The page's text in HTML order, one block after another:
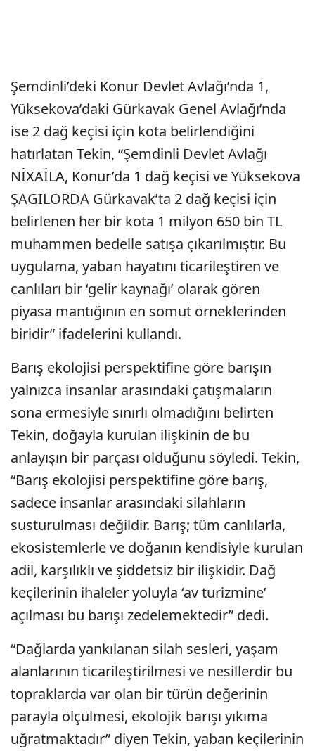
Şemdinli’deki Konur Devlet Avlağı’nda 1,
Yüksekova’daki Gürkavak Genel Avlağı’nda
ise 2 dağ keçisi için kota belirlendiğini
hatırlatan Tekin, “Şemdinli Devlet Avlağı
NİXAİLA, Konur’da 1 dağ keçisi ve Yüksekova
ŞAGILORDA Gürkavak’ta 2 dağ keçisi için
belirlenen her bir kota 1 milyon 650 bin TL
muhammen bedelle satışa çıkarılmıştır. Bu
uygulama, yaban hayatını ticarileştiren ve
canlıları bir ‘gelir kaynağı’ olarak gören
piyasa mantığının en somut örneklerinden
biridir” ifadelerini kullandı.
Barış ekolojisi perspektifine göre barışın
yalnızca insanlar arasındaki çatışmaların
sona ermesiyle sınırlı olmadığını belirten
Tekin, doğayla kurulan ilişkinin de bu
anlayışın bir parçası olduğunu söyledi. Tekin,
“Barış ekolojisi perspektifine göre barış,
sadece insanlar arasındaki silahların
susturulması değildir. Barış; tüm canlılarla,
ekosistemlerle ve doğanın kendisiyle kurulan
adil, karşılıklı ve şiddetsiz bir ilişkidir. Dağ
keçilerinin ihaleler yoluyla ‘av turizmine’
açılması bu barışı zedelemektedir” dedi.
“Dağlarda yankılanan silah sesleri, yaşam
alanlarının ticarileştirilmesi ve nesillerdir bu
topraklarda var olan bir türün değerinin
parayla ölçülmesi, ekolojik barışı yıkıma
uğratmaktadır” diyen Tekin, yaban keçilerinin